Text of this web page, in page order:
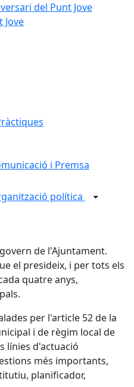
del Punt Jove
Jove
i Premsa
política
de l'Ajuntament.
el presideix, i per tots els
quatre anys,
per l'article 52 de la
i de règim local de
línies d'actuació
més importants,
planificador,